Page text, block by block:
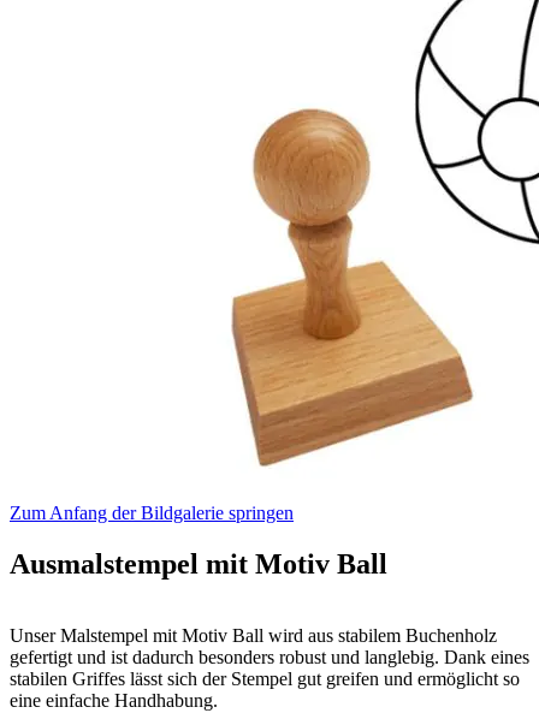
Zum Anfang der Bildgalerie springen
Ausmalstempel mit Motiv Ball
Unser Malstempel mit Motiv Ball wird aus stabilem Buchenholz
gefertigt und ist dadurch besonders robust und langlebig. Dank eines
stabilen Griffes lässt sich der Stempel gut greifen und ermöglicht so
eine einfache Handhabung.